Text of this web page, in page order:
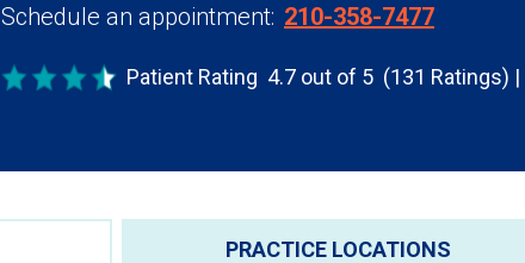
Schedule an appointment: 210-358-7477
Patient Rating 4.7 out of 5 (131 Ratings)
PRACTICE LOCATIONS